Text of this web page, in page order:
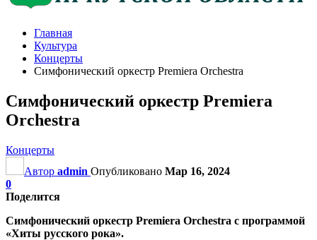
Главная
Культура
Концерты
Симфонический оркестр Premiera Orchestra
Симфонический оркестр Premiera
Orchestra
Концерты
Автор admin Опубликовано Мар 16, 2024
0
Поделится
Симфонический оркестр Premiera Orchestra с программой
«Хиты русского рока».